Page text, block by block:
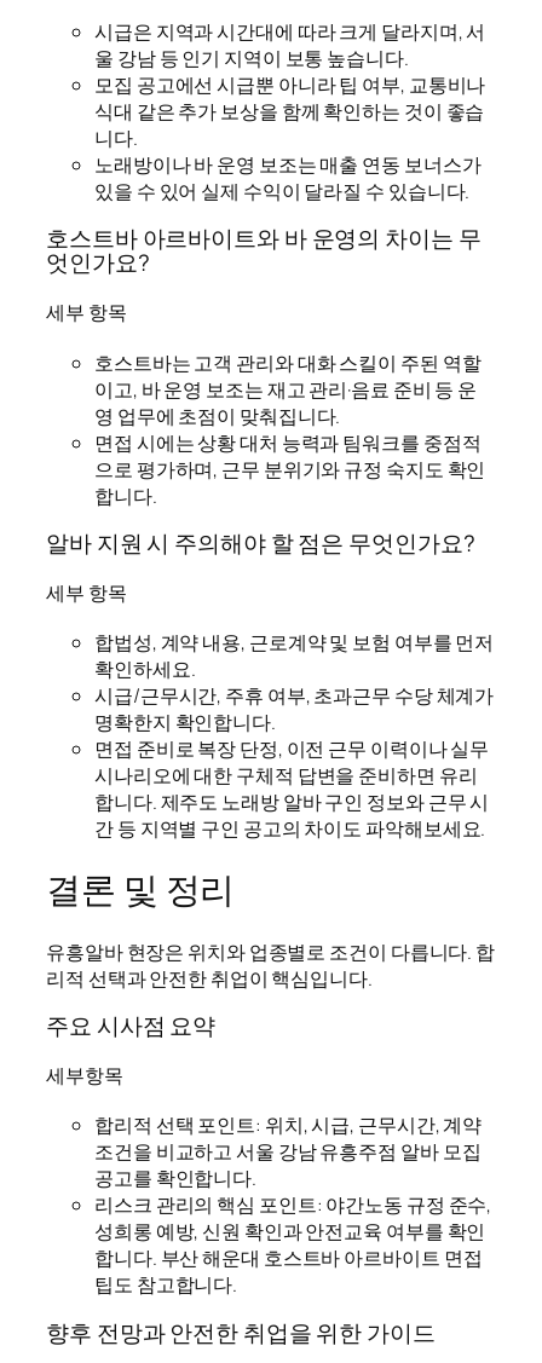
시급은 지역과 시간대에 따라 크게 달라지며, 서
울 강남 등 인기 지역이 보통 높습니다.
모집 공고에선 시급뿐 아니라 팁 여부, 교통비나
식대 같은 추가 보상을 함께 확인하는 것이 좋습
니다.
노래방이나 바 운영 보조는 매출 연동 보너스가
있을 수 있어 실제 수익이 달라질 수 있습니다.
호스트바 아르바이트와 바 운영의 차이는 무
엇인가요?
세부 항목
호스트바는 고객 관리와 대화 스킬이 주된 역할
이고, 바 운영 보조는 재고 관리·음료 준비 등 운
영 업무에 초점이 맞춰집니다.
면접 시에는 상황 대처 능력과 팀워크를 중점적
으로 평가하며, 근무 분위기와 규정 숙지도 확인
합니다.
알바 지원 시 주의해야 할 점은 무엇인가요?
세부 항목
합법성, 계약 내용, 근로계약 및 보험 여부를 먼저
확인하세요.
시급/근무시간, 주휴 여부, 초과근무 수당 체계가
명확한지 확인합니다.
면접 준비로 복장 단정, 이전 근무 이력이나 실무
시나리오에 대한 구체적 답변을 준비하면 유리
합니다. 제주도 노래방 알바 구인 정보와 근무 시
간 등 지역별 구인 공고의 차이도 파악해보세요.
결론 및 정리
유흥알바 현장은 위치와 업종별로 조건이 다릅니다. 합
리적 선택과 안전한 취업이 핵심입니다.
주요 시사점 요약
세부항목
합리적 선택 포인트: 위치, 시급, 근무시간, 계약
조건을 비교하고 서울 강남 유흥주점 알바 모집
공고를 확인합니다.
리스크 관리의 핵심 포인트: 야간노동 규정 준수,
성희롱 예방, 신원 확인과 안전교육 여부를 확인
합니다. 부산 해운대 호스트바 아르바이트 면접
팁도 참고합니다.
향후 전망과 안전한 취업을 위한 가이드